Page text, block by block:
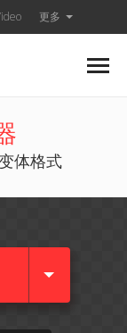
更多
体格式